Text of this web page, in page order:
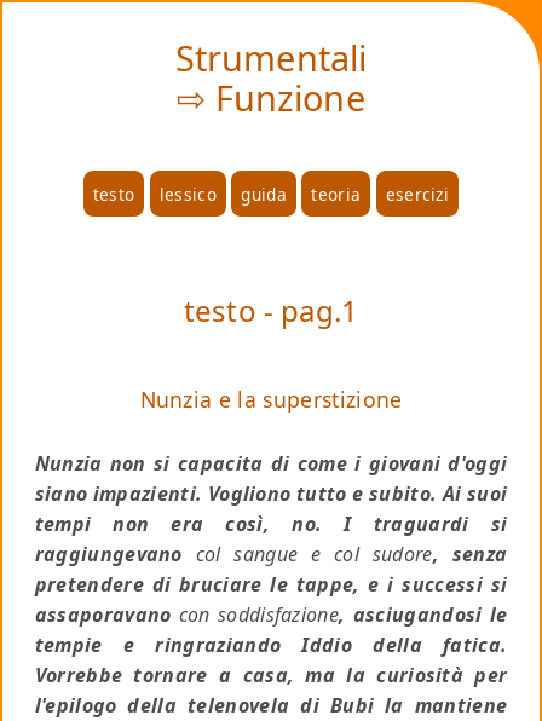
Strumentali
⇨ Funzione
testo lessico guida teoria esercizi
testo - pag.1
Nunzia e la superstizione
Nunzia non si capacita di come i giovani d'oggi
siano impazienti. Vogliono tutto e subito. Ai suoi
tempi non era così, no. I traguardi si
raggiungevano col sangue e col sudore, senza
pretendere di bruciare le tappe, e i successi si
assaporavano con soddisfazione, asciugandosi le
tempie e ringraziando Iddio della fatica.
Vorrebbe tornare a casa, ma la curiosità per
l'epilogo della telenovela di Bubi la mantiene